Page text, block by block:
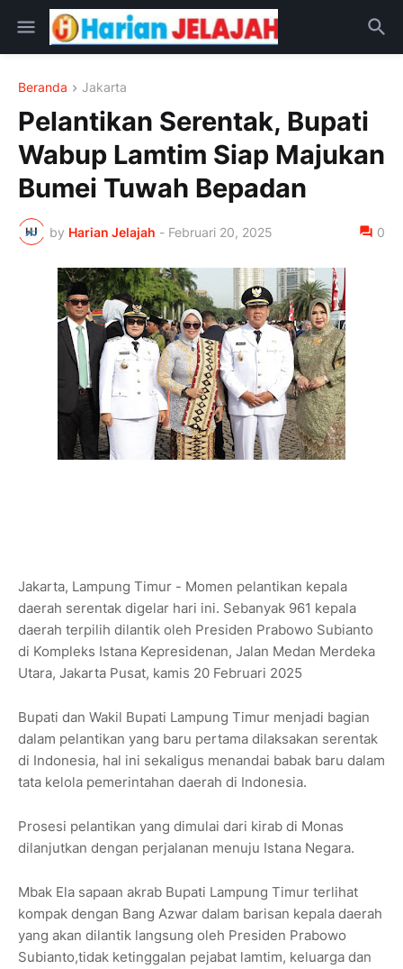
Beranda Jakarta
Pelantikan Serentak, Bupati
Wabup Lamtim Siap Majukan
Bumei Tuwah Bepadan
by Harian Jelajah - Februari 20, 2025 0
Jakarta, Lampung Timur - Momen pelantikan kepala
daerah serentak digelar hari ini. Sebanyak 961 kepala
daerah terpilih dilantik oleh Presiden Prabowo Subianto
di Kompleks Istana Kepresidenan, Jalan Medan Merdeka
Utara, Jakarta Pusat, kamis 20 Februari 2025
Bupati dan Wakil Bupati Lampung Timur menjadi bagian
dalam pelantikan yang baru pertama dilaksakan serentak
di Indonesia, hal ini sekaligus menandai babak baru dalam
tata kelola pemerintahan daerah di Indonesia.
Prosesi pelantikan yang dimulai dari kirab di Monas
dilanjutkan dengan perjalanan menuju Istana Negara.
Mbak Ela sapaan akrab Bupati Lampung Timur terlihat
kompak dengan Bang Azwar dalam barisan kepala daerah
yang akan dilantik langsung oleh Presiden Prabowo
Subianto,tidak ketinggalan pejabat lamtim, keluarga dan